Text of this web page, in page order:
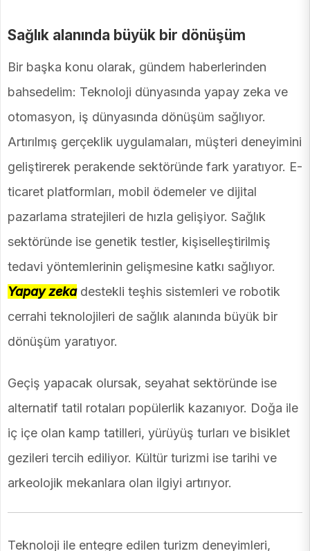
Sağlık alanında büyük bir dönüşüm
Bir başka konu olarak, gündem haberlerinden
bahsedelim: Teknoloji dünyasında yapay zeka ve
otomasyon, iş dünyasında dönüşüm sağlıyor.
Artırılmış gerçeklik uygulamaları, müşteri deneyimini
geliştirerek perakende sektöründe fark yaratıyor. E-
ticaret platformları, mobil ödemeler ve dijital
pazarlama stratejileri de hızla gelişiyor. Sağlık
sektöründe ise genetik testler, kişiselleştirilmiş
tedavi yöntemlerinin gelişmesine katkı sağlıyor.
Yapay zekadestekli teşhis sistemleri ve robotik
cerrahi teknolojileri de sağlık alanında büyük bir
dönüşüm yaratıyor.
Geçiş yapacak olursak, seyahat sektöründe ise
alternatif tatil rotaları popülerlik kazanıyor. Doğa ile
iç içe olan kamp tatilleri, yürüyüş turları ve bisiklet
gezileri tercih ediliyor. Kültür turizmi ise tarihi ve
arkeolojik mekanlara olan ilgiyi artırıyor.
Teknoloji ile entegre edilen turizm deneyimleri,